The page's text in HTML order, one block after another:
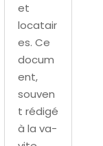
et
locatair
es. Ce
docum
ent,
souven
t rédigé
à la va-